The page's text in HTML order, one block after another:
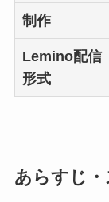
制作
Lemino配信
形式
あらすじ